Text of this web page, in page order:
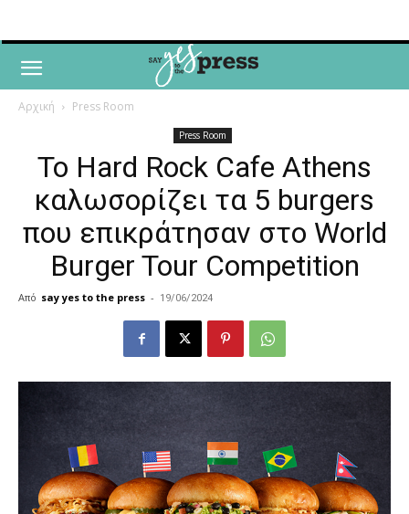
Αρχική Press Room
Press Room
Το Hard Rock Cafe Athens
καλωσορίζει τα 5 burgers
που επικράτησαν στο World
Burger Tour Competition
Από say yes to the press - 19/06/2024